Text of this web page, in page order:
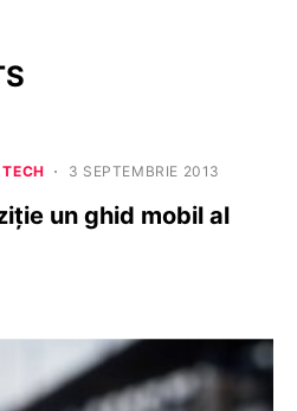
3 SEPTEMBRIE 2013
un ghid mobil al